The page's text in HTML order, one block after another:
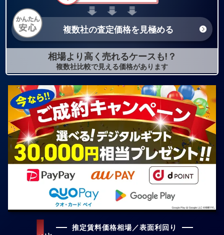
複数社の査定価格を見極める
相場より高く売れるケースも!？
複数社比較で見える価格があります
推定賃料価格相場／表面利回り